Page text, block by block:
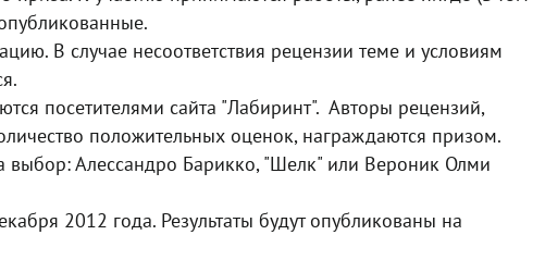
В случае несоответствия рецензии теме и условиям
посетителями сайта "Лабиринт". Авторы рецензий,
положительных оценок, награждаются призом.
выбор: Алессандро Барикко, "Шелк" или Вероник Олми
2012 года. Результаты будут опубликованы на